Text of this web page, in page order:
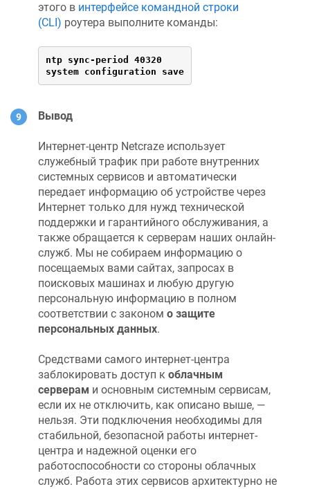
этого в интерфейсе командной строки
(CLI) роутера выполните команды:
ntp sync-period 40320
system configuration save
Вывод
Интернет-центр Netcraze использует
служебный трафик при работе внутренних
системных сервисов и автоматически
передает информацию об устройстве через
Интернет только для нужд технической
поддержки и гарантийного обслуживания, а
также обращается к серверам наших онлайн-
служб. Мы не собираем информацию о
посещаемых вами сайтах, запросах в
поисковых машинах и любую другую
персональную информацию в полном
соответствии с законом о защите
персональных данных.
Средствами самого интернет-центра
заблокировать доступ к облачным
серверам и основным системным сервисам,
если их не отключить, как описано выше, —
нельзя. Эти подключения необходимы для
стабильной, безопасной работы интернет-
центра и надежной оценки его
работоспособности со стороны облачных
служб. Работа этих сервисов архитектурно не